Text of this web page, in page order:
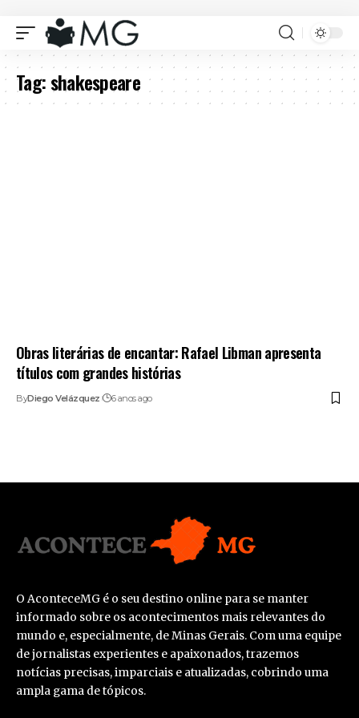
Tag:shakespeare
Obras literárias de encantar: Rafael Libman apresenta
títulos com grandes histórias
ByDiego Velázquez 6 anos ago
O AconteceMG é o seu destino online para se manter
informado sobre os acontecimentos mais relevantes do
mundo e, especialmente, de Minas Gerais. Com uma equipe
de jornalistas experientes e apaixonados, trazemos
notícias precisas, imparciais e atualizadas, cobrindo uma
ampla gama de tópicos.